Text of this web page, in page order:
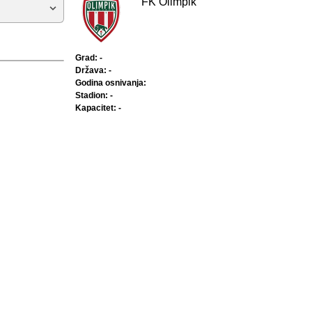
Grad: -
Država: -
Godina osnivanja:
Stadion: -
Kapacitet: -